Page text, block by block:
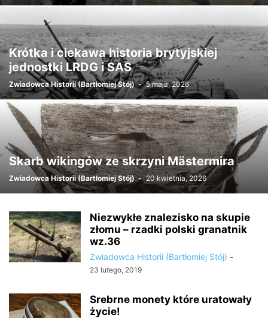
Krótka i ciekawa historia brytyjskiej
jednostki LRDG i SAS
Zwiadowca Historii (Bartłomiej Stój) - 5 maja, 2026
Skarb wikingów ze skrzyni Mästermira
Zwiadowca Historii (Bartłomiej Stój) - 20 kwietnia, 2026
Niezwykłe znalezisko na skupie
złomu – rzadki polski granatnik
wz.36
Zwiadowca Historii (Bartłomiej Stój) -
23 lutego, 2019
Srebrne monety które uratowały
życie!